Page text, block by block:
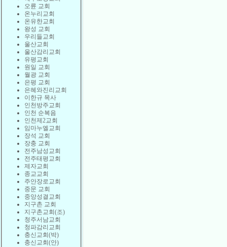
오륜 교회
온누리교회
온유한교회
왕성 교회
우리들교회
울산교회
울산감리교회
유평교회
원일 교회
월광 교회
은평 교회
은혜와진리교회
이한규 목사
인천방주교회
인천 순복음
인천제2교회
임마누엘교회
장석 교회
장충 교회
전주남성교회
전주태평교회
제자교회
종교교회
주안장로교회
중문 교회
중앙성결교회
지구촌 교회
지구촌교회(조)
청주서남교회
청파감리교회
충신교회(박)
충신교회(안)